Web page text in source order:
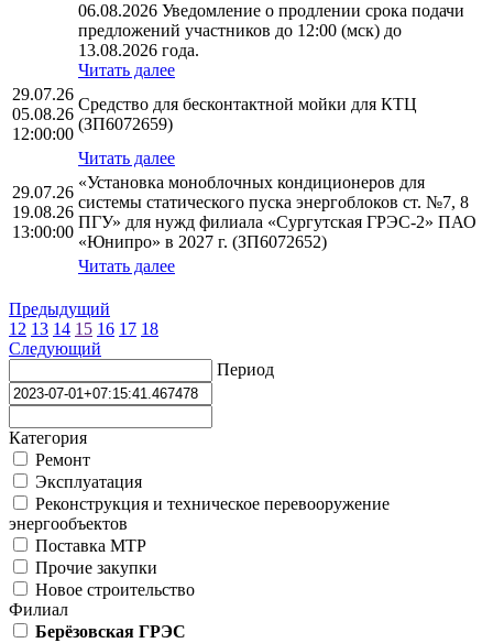
06.08.2026 Уведомление о продлении срока подачи
предложений участников до 12:00 (мск) до
13.08.2026 года.
Читать далее
29.07.26
05.08.26
12:00:00
Средство для бесконтактной мойки для КТЦ
(ЗП6072659)
Читать далее
29.07.26
19.08.26
13:00:00
«Установка моноблочных кондиционеров для
системы статического пуска энергоблоков ст. №7, 8
ПГУ» для нужд филиала «Сургутская ГРЭС-2» ПАО
«Юнипро» в 2027 г. (ЗП6072652)
Читать далее
Предыдущий
12 13 14 15 16 17 18
Следующий
Период
Категория
Ремонт
Эксплуатация
Реконструкция и техническое перевооружение
энергообъектов
Поставка МТР
Прочие закупки
Новое строительство
Филиал
Берёзовская ГРЭС